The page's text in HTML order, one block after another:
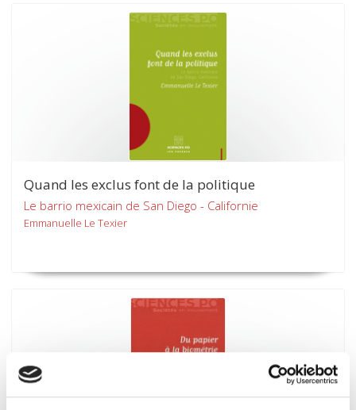
Quand les exclus font de la politique
Le barrio mexicain de San Diego - Californie
Emmanuelle Le Texier